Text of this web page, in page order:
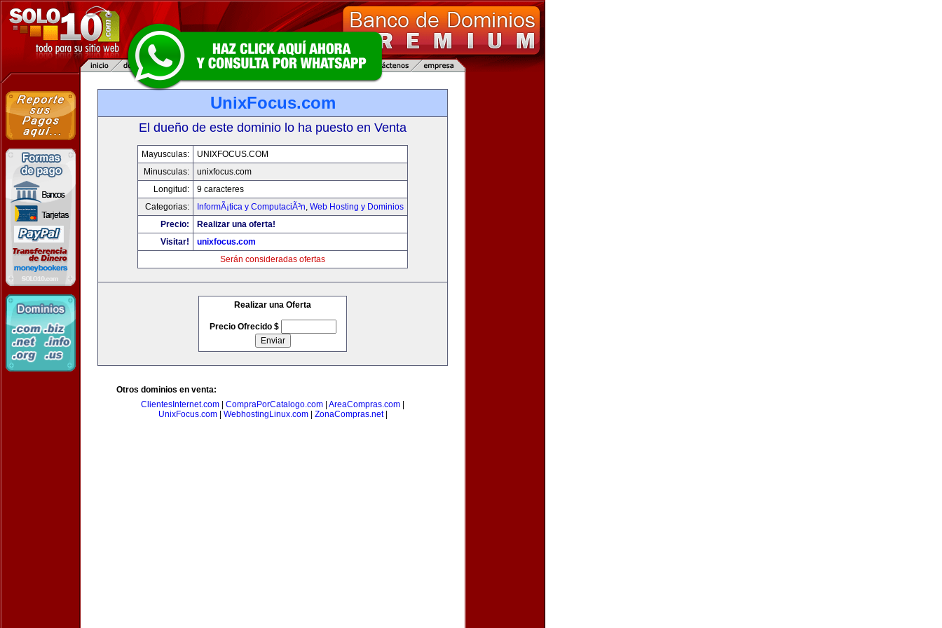
UnixFocus.com
El dueño de este dominio lo ha puesto en Venta
Mayusculas:
UNIXFOCUS.COM
Minusculas:
unixfocus.com
Longitud:
9 caracteres
Categorias:
InformÃ¡tica y ComputaciÃ³n, Web Hosting y Dominios
Precio:
Realizar una oferta!
Visitar!
unixfocus.com
Serán consideradas ofertas
Realizar una Oferta
Precio Ofrecido $
Otros dominios en venta:
ClientesInternet.com
CompraPorCatalogo.com AreaCompras.com
UnixFocus.com| WebhostingLinux.com| ZonaCompras.net|